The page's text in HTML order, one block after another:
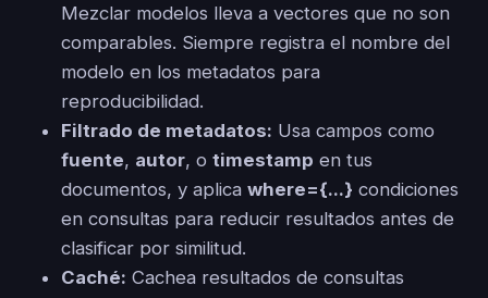
Mezclar modelos lleva a vectores que no son
comparables. Siempre registra el nombre del
modelo en los metadatos para
reproducibilidad.
Filtrado de metadatos: Usa campos como
fuente, autor, o timestamp en tus
documentos, y aplica where={...} condiciones
en consultas para reducir resultados antes de
clasificar por similitud.
Caché: Cachea resultados de consultas